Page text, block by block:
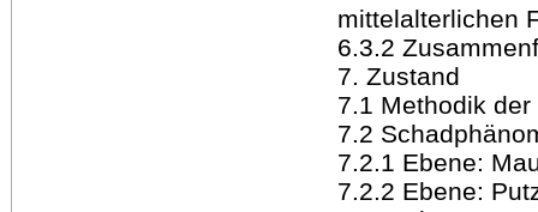
mittelalterlichen
6.3.2
7. Zustand
7.1 Methodik
7.2
7.2.1 Ebene:
7.2.2 Ebene: